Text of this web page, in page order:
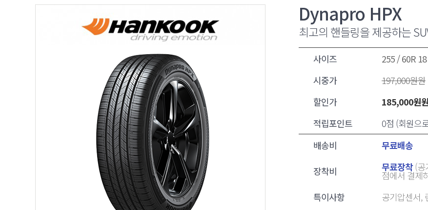
Dynapro HPX
최고의 핸들링을 제공하는
사이즈
255 / 60R 18
시중가
197,000원원
할인가
185,000원원
적립포인트
0점 (회원으
배송비
무료배송
장착비 무료장착(공
점에서 결제
특이사항
공기압센서,